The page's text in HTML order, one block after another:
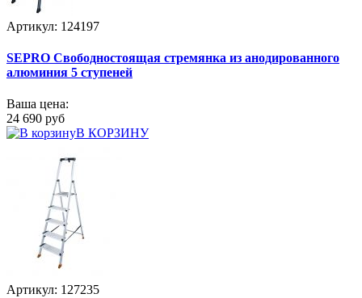
Артикул: 124197
SEPRO Свободностоящая стремянка из анодированного
алюминия 5 ступеней
Ваша цена:
24 690 руб
В КОРЗИНУ
Артикул: 127235